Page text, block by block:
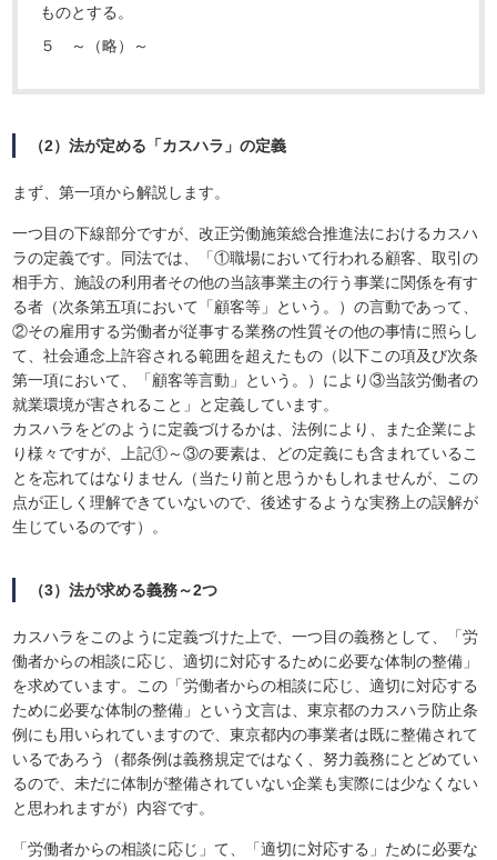
ものとする。
５ ～（略）～
（2）法が定める「カスハラ」の定義
まず、第一項から解説します。
一つ目の下線部分ですが、改正労働施策総合推進法におけるカスハ
ラの定義です。同法では、「①職場において行われる顧客、取引の
相手方、施設の利用者その他の当該事業主の行う事業に関係を有す
る者（次条第五項において「顧客等」という。）の言動であって、
②その雇用する労働者が従事する業務の性質その他の事情に照らし
て、社会通念上許容される範囲を超えたもの（以下この項及び次条
第一項において、「顧客等言動」という。）により③当該労働者の
就業環境が害されること」と定義しています。
カスハラをどのように定義づけるかは、法例により、また企業によ
り様々ですが、上記①～③の要素は、どの定義にも含まれているこ
とを忘れてはなりません（当たり前と思うかもしれませんが、この
点が正しく理解できていないので、後述するような実務上の誤解が
生じているのです）。
（3）法が求める義務～2つ
カスハラをこのように定義づけた上で、一つ目の義務として、「労
働者からの相談に応じ、適切に対応するために必要な体制の整備」
を求めています。この「労働者からの相談に応じ、適切に対応する
ために必要な体制の整備」という文言は、東京都のカスハラ防止条
例にも用いられていますので、東京都内の事業者は既に整備されて
いるであろう（都条例は義務規定ではなく、努力義務にとどめてい
るので、未だに体制が整備されていない企業も実際には少なくない
と思われますが）内容です。
「労働者からの相談に応じ」て、「適切に対応する」ために必要な